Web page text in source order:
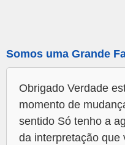
Somos uma Grande
Obrigado Verdade
momento de
sentido Só tenho a
da interpretação que